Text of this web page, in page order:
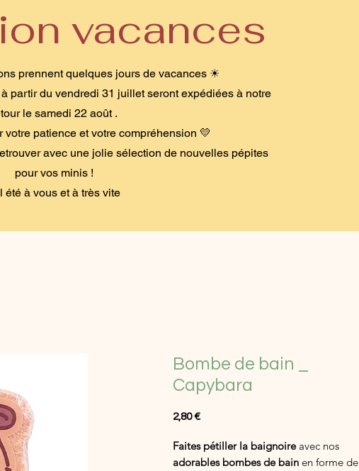
vacances
prennent quelques jours de vacances ☀
partir du vendredi 31 juillet seront expédiées à notre
le samedi 22 août .
votre patience et votre compréhension 💛
avec une jolie sélection de nouvelles pépites
pour vos minis !
été à vous et à très vite
Bombe de bain _
Capybara
2,80 €Prix
Faites pétiller la baignoireavec nos
adorables bombes de bain en forme de